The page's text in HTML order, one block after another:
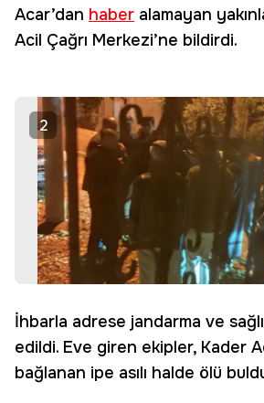
Acar’dan haber alamayan
Acil Çağrı Merkezi’ne bildirdi.
2
İhbarla adrese jandarma ve
edildi. Eve giren ekipler, Kader
bağlanan ipe asılı halde ölü